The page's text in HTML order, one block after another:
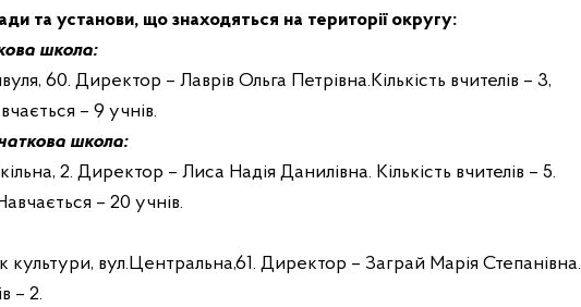
та установи, що знаходяться на території округу:
школа:
60. Директор – Лаврів Ольга Петрівна.Кількість вчителів – 3,
– 9 учнів.
школа:
2. Директор – Лиса Надія Данилівна. Кількість вчителів – 5.
– 20 учнів.
вул.Центральна,61. Директор – Заграй Марія Степанівна.
– 2.